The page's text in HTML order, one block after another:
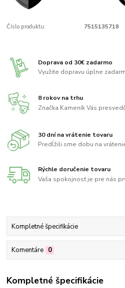
Číslo produktu: 7515135718
Doprava od 30€ zadarmo
Využite dopravu úplne
8 rokov na trhu
Značka Kameník Vás
30 dní na vrátenie tovaru
Predĺžili sme dobu na
Rýchle doručenie tovaru
Vaša spokojnosť je pre nás
Kompletné špecifikácie
Komentáre 0
Kompletné špecifikácie